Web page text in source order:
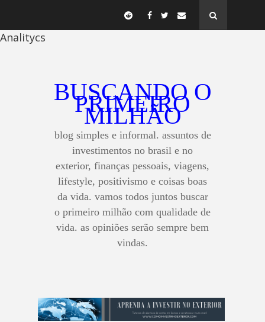
Analitycs
BUSCANDO O
PRIMEIRO
MILHÃO
blog simples e informal. assuntos de
investimentos no brasil e no
exterior, finanças pessoais, viagens,
lifestyle, positivismo e coisas boas
da vida. vamos todos juntos buscar
o primeiro milhão com qualidade de
vida. as opiniões serão sempre bem
vindas.